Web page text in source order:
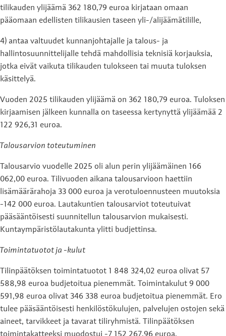
tilikauden ylijäämä 362 180,79 euroa kirjataan omaan
pääomaan edellisten tilikausien taseen yli-/alijäämätilille,
4) antaa valtuudet kunnanjohtajalle ja talous- ja
hallintosuunnittelijalle tehdä mahdollisia teknisiä korjauksia,
jotka eivät vaikuta tilikauden tulokseen tai muuta tuloksen
käsittelyä.
Vuoden 2025 tilikauden ylijäämä on 362 180,79 euroa. Tuloksen
kirjaamisen jälkeen kunnalla on taseessa kertynyttä ylijäämää 2
122 926,31 euroa.
Talousarvion toteutuminen
Talousarvio vuodelle 2025 oli alun perin ylijäämäinen 166
062,00 euroa. Tilivuoden aikana talousarvioon haettiin
lisämäärärahoja 33 000 euroa ja verotuloennusteen muutoksia
-142 000 euroa. Lautakuntien talousarviot toteutuivat
pääsääntöisesti suunnitellun talousarvion mukaisesti.
Kuntaympäristölautakunta ylitti budjettinsa.
Toimintatuotot ja -kulut
Tilinpäätöksen toimintatuotot 1 848 324,02 euroa olivat 57
588,98 euroa budjetoitua pienemmät. Toimintakulut 9 000
591,98 euroa olivat 346 338 euroa budjetoitua pienemmät. Ero
tulee pääsääntöisesti henkilöstökulujen, palvelujen ostojen sekä
aineet, tarvikkeet ja tavarat tiliryhmistä. Tilinpäätöksen